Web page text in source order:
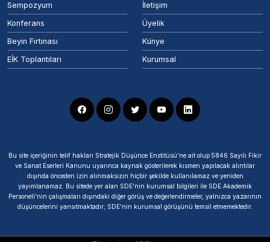
Sempozyum
Konferans
Beyin Fırtınası
EİK Toplantıları
İletişim
Üyelik
Künye
Kurumsal
Bu site içeriğinin telif hakları Stratejik Düşünce Enstitüsü’ne ait olup 5846 Sayılı Fikir
ve Sanat Eserleri Kanunu uyarınca kaynak gösterilerek kısmen yapılacak alıntılar
dışında önceden izin alınmaksızın hiçbir şekilde kullanılamaz ve yeniden
yayımlanamaz. Bu sitede yer alan SDE'nin kurumsal bilgileri ile SDE Akademik
Personeli'nin çalışmaları dışındaki diğer görüş ve değerlendirmeler, yalnızca yazarının
düşüncelerini yansıtmaktadır; SDE'nin kurumsal görüşünü temsil etmemektedir.